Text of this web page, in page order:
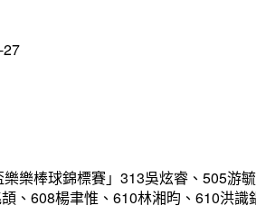
27
樂棒球錦標賽」313吳炫睿、505游
、608楊聿惟、610林湘昀、610洪